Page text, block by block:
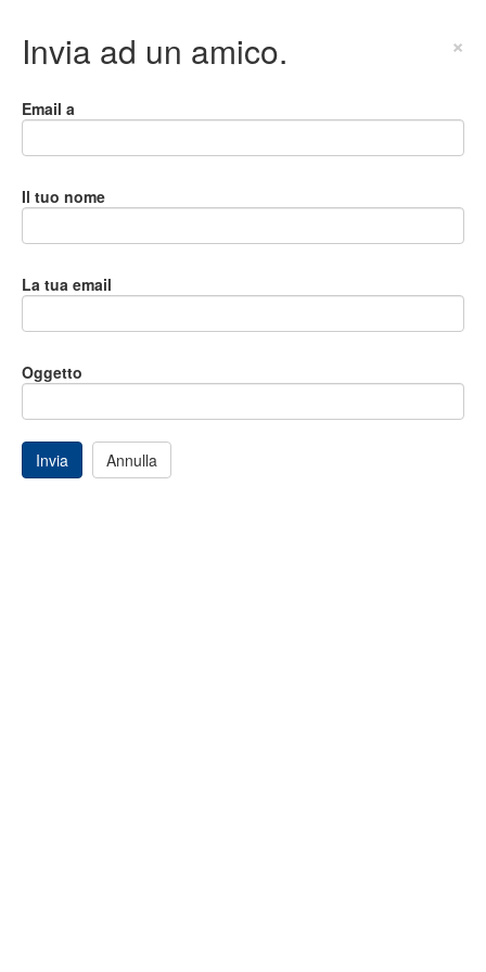
Invia ad un amico. ×
Email a
Il tuo nome
La tua email
Oggetto
Invia Annulla